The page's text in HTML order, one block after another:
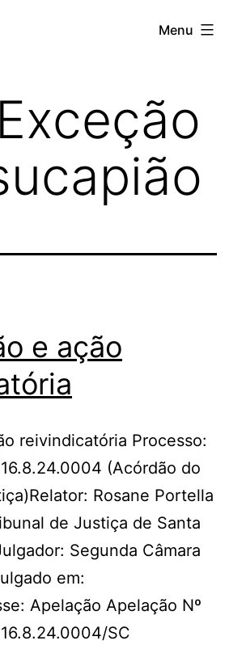
Menu
Exceção
e ação
reivindicatória Processo:
(Acórdão do
Rosane Portella
de Justiça de Santa
Segunda Câmara
em:
Apelação Apelação Nº
SC